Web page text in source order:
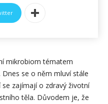
mikrobiom tématem
se o něm mluví stále
zajímají o zdravý životní
těla. Důvodem je, že